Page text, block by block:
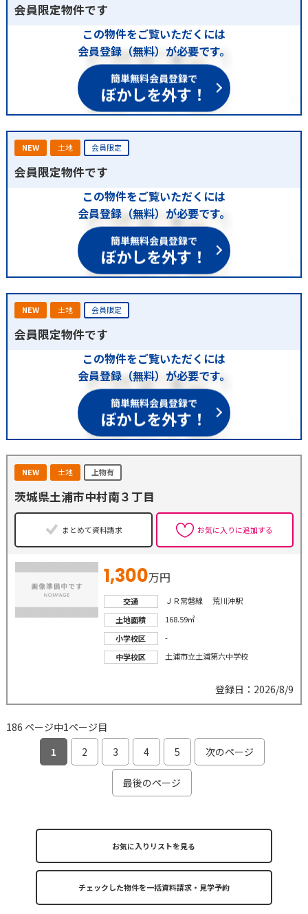
会員限定物件です
この物件をご覧いただくには
会員登録（無料）が必要です。
簡単無料会員登録で
ぼかしを外す！
NEW 土地 会員限定
会員限定物件です
この物件をご覧いただくには
会員登録（無料）が必要です。
簡単無料会員登録で
ぼかしを外す！
NEW 土地 会員限定
会員限定物件です
この物件をご覧いただくには
会員登録（無料）が必要です。
簡単無料会員登録で
ぼかしを外す！
NEW 土地 上物有
茨城県土浦市中村南３丁目
まとめて資料請求 お気に入りに追加する
1,300万円
交通
ＪＲ常磐線 荒川沖駅
土地面積
168.59㎡
小学校区
-
中学校区
土浦市立土浦第六中学校
登録日：2026/8/9
186 ページ中1ページ目
1
2 3 4 5 次のページ
最後のページ
お気に入りリストを見る